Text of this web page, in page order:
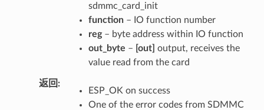
sdmmc_card_init
function– IO function number
reg– byte address within IO function
out_byte – [out] output, receives the
value read from the card
返回
ESP_OK on success
One of the error codes from SDMMC